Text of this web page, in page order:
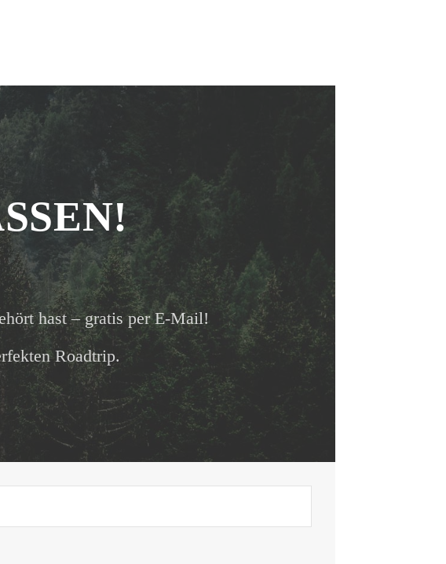
hast – gratis per E-Mail!
Roadtrip.